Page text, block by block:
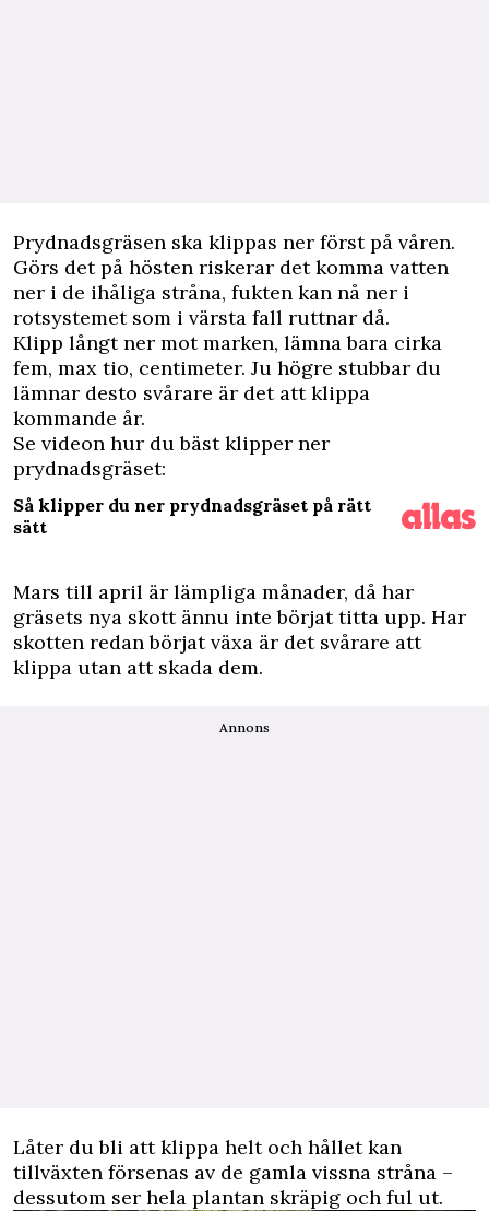
Prydnadsgräsen ska klippas ner först på våren.
Görs det på hösten riskerar det komma vatten
ner i de ihåliga stråna, fukten kan nå ner i
rotsystemet som i värsta fall ruttnar då.
Klipp långt ner mot marken, lämna bara cirka
fem, max tio, centimeter. Ju högre stubbar du
lämnar desto svårare är det att klippa
kommande år.
Se videon hur du bäst klipper ner
prydnadsgräset:
Så klipper du ner prydnadsgräset på rätt
sätt
Mars till april är lämpliga månader, då har
gräsets nya skott ännu inte börjat titta upp. Har
skotten redan börjat växa är det svårare att
klippa utan att skada dem.
Annons
Låter du bli att klippa helt och hållet kan
tillväxten försenas av de gamla vissna stråna –
dessutom ser hela plantan skräpig och ful ut.